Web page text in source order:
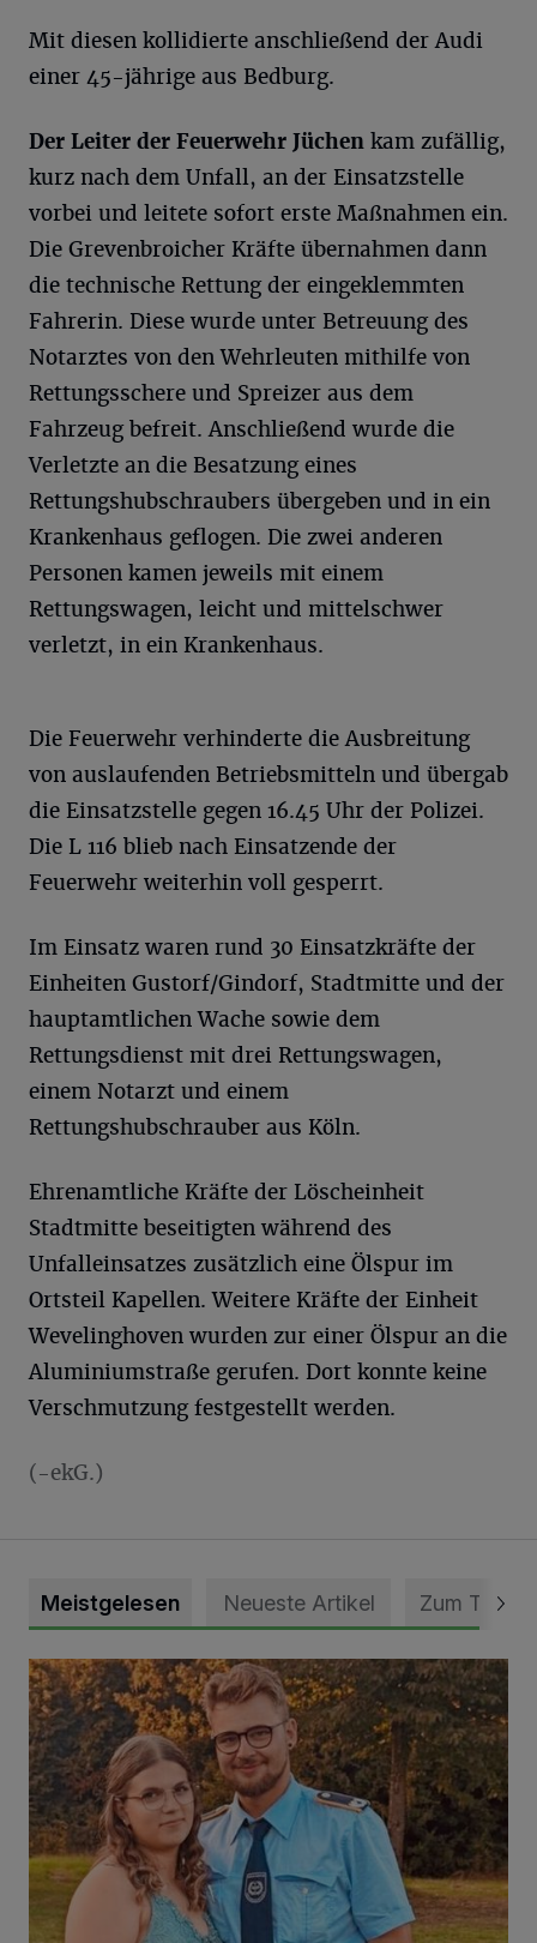
Mit diesen kollidierte anschließend der Audi
einer 45-jährige aus Bedburg.
Der Leiter der Feuerwehr Jüchen kam zufällig,
kurz nach dem Unfall, an der Einsatzstelle
vorbei und leitete sofort erste Maßnahmen ein.
Die Grevenbroicher Kräfte übernahmen dann
die technische Rettung der eingeklemmten
Fahrerin. Diese wurde unter Betreuung des
Notarztes von den Wehrleuten mithilfe von
Rettungsschere und Spreizer aus dem
Fahrzeug befreit. Anschließend wurde die
Verletzte an die Besatzung eines
Rettungshubschraubers übergeben und in ein
Krankenhaus geflogen. Die zwei anderen
Personen kamen jeweils mit einem
Rettungswagen, leicht und mittelschwer
verletzt, in ein Krankenhaus.
Die Feuerwehr verhinderte die Ausbreitung
von auslaufenden Betriebsmitteln und übergab
die Einsatzstelle gegen 16.45 Uhr der Polizei.
Die L 116 blieb nach Einsatzende der
Feuerwehr weiterhin voll gesperrt.
Im Einsatz waren rund 30 Einsatzkräfte der
Einheiten Gustorf/Gindorf, Stadtmitte und der
hauptamtlichen Wache sowie dem
Rettungsdienst mit drei Rettungswagen,
einem Notarzt und einem
Rettungshubschrauber aus Köln.
Ehrenamtliche Kräfte der Löscheinheit
Stadtmitte beseitigten während des
Unfalleinsatzes zusätzlich eine Ölspur im
Ortsteil Kapellen. Weitere Kräfte der Einheit
Wevelinghoven wurden zur einer Ölspur an die
Aluminiumstraße gerufen. Dort konnte keine
Verschmutzung festgestellt werden.
(-ekG.)
Meistgelesen Neueste Artikel Zum Thema
Mit Herzblut die Gemeinschaft leben